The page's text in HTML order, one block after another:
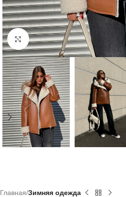
Click to enlarge
Главная Зимняя одежда